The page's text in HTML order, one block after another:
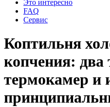
Это интересно
FAQ
Сервис
Коптильня
копчения: два
термокамер и